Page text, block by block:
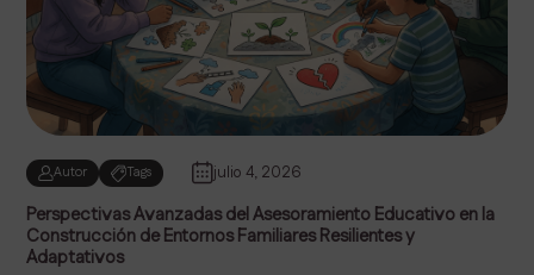
Autor Tags julio 4, 2026
Perspectivas Avanzadas del Asesoramiento Educativo en la
Construcción de Entornos Familiares Resilientes y
Adaptativos